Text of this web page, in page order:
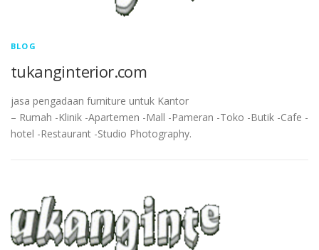
BLOG
tukanginterior.com
jasa pengadaan furniture untuk Kantor
– Rumah -Klinik -Apartemen -Mall -Pameran -Toko -Butik -Cafe -
hotel -Restaurant -Studio Photography.